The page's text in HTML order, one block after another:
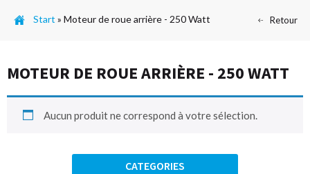
Start » Moteur de roue arrière - 250 Watt
CATEGORIES
MOTEUR DE ROUE ARRIÈRE - 250 WATT
Aucun produit ne correspond à votre sélection.